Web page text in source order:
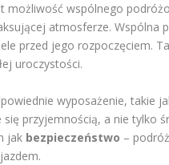
wspólnego
atmosferze.
przed jego rozpoczęciem.
uroczystości.
wyposażenie, takie
przyjemnością, a nie tylko
jak bezpieczeństwo –